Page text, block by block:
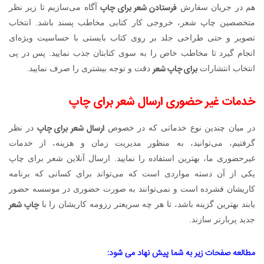
هم در جریان سفارش فرستادن شعر برای چاپآگاه می‌سازیم تا زیر نظر
متخصصین چاپ شعر، خروجی کار کتابی مخاطب پسند باشد. انتخاب
تصویر و حتی طراحی جلد بر روی کتاب بایستی با حساسیت ویژ‌ه‌ای
انجام گیرد تا مخاطب خاص را به سوی کتابتان جذب نمایید. پس در پی
انتخاب انتشارات برای چاپ شعر دقت و توجه بیشتری را صرف نمایید.
خدمات غیر حضوری ارسال شعر برای چاپ
در میان چندین نوع خدماتی که در خصوصارسال شعر برای چاپ در نظر
گرفتیم، می‌توانید، به منظور مدیریت زمان و هزینه، از خدمات
غیرحضوری ما، بهترین استفاده را نمایید. ارسال آنلاین شعر برای چاپ
یکی از آن دسته مواردی است که می‌تواند برای کسانی که برنامه
کاریشان فشرده است و نمی‌توانند به صورت حضوری در موسسه حضور
یابند بهترین گزینه باشد، تا هر چه سریعتر رزومه کاریشان را باچاپ شعر
جدید پربارتر سازند.
مطالعه صفحات زیر به شما پیش نهاد می شود: